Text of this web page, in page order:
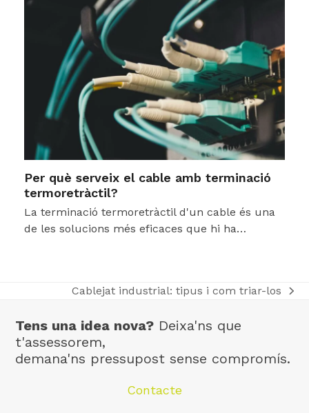
Per què serveix el cable amb terminació
termoretràctil?
La terminació termoretràctil d'un cable és una
de les solucions més eficaces que hi ha…
next
Cablejat industrial: tipus i com triar-los
Tens una idea nova? Deixa'ns que
t'assessorem,
demana'ns pressupost sense compromís.
Contacte